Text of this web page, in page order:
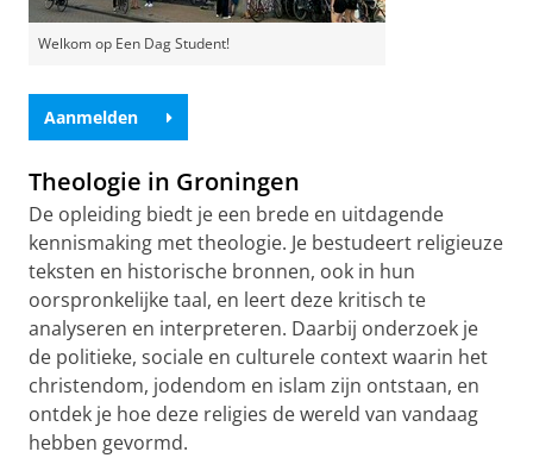
Welkom op Een Dag Student!
Aanmelden
Theologie in Groningen
De opleiding biedt je een brede en uitdagende
kennismaking met theologie. Je bestudeert religieuze
teksten en historische bronnen, ook in hun
oorspronkelijke taal, en leert deze kritisch te
analyseren en interpreteren. Daarbij onderzoek je
de politieke, sociale en culturele context waarin het
christendom, jodendom en islam zijn ontstaan, en
ontdek je hoe deze religies de wereld van vandaag
hebben gevormd.